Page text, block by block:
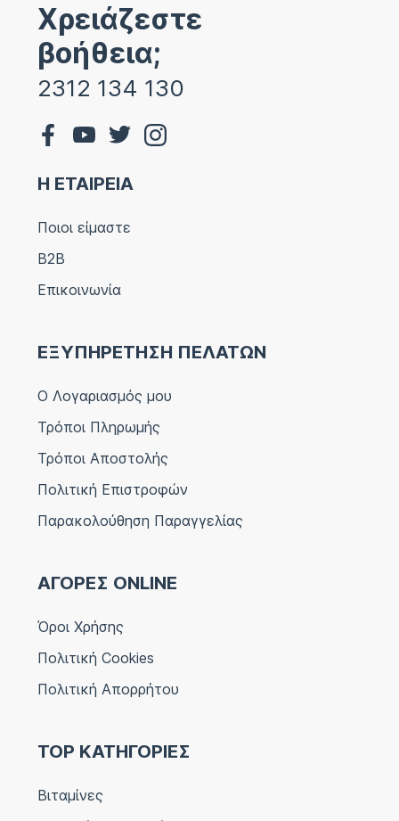
Χρειάζεστε
βοήθεια;
2312 134 130
Η ΕΤΑΙΡΕΙΑ
Ποιοι είμαστε
B2B
Επικοινωνία
ΕΞΥΠΗΡΕΤΗΣΗ ΠΕΛΑΤΩΝ
Ο Λογαριασμός μου
Τρόποι Πληρωμής
Τρόποι Αποστολής
Πολιτική Επιστροφών
Παρακολούθηση Παραγγελίας
ΑΓΟΡΕΣ ONLINE
Όροι Χρήσης
Πολιτική Cookies
Πολιτική Απορρήτου
TOP ΚΑΤΗΓΟΡΙΕΣ
Βιταμίνες